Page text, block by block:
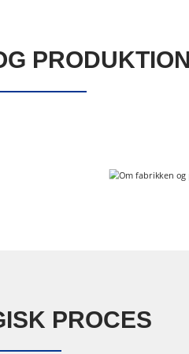
PROCES